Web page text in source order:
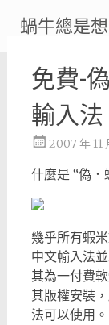
content
蝸牛總是
免費-
輸入法
2007 年 11
什麼是 “偽．
幾乎所有蝦
中文輸入法
其為一付費
其版權安裝
法可以使用。